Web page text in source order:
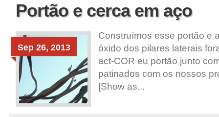
Portão e cerca em aço
Sep 26, 2013
Construímos esse portão e
óxido dos pilares laterais
act-COR eu portão junto
patinados com os nossos
[Show as...